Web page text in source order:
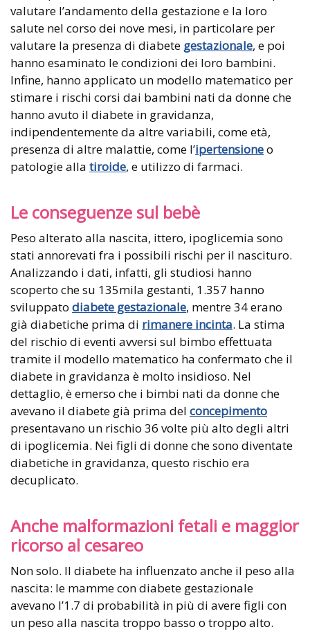
valutare l’andamento della gestazione e la loro
salute nel corso dei nove mesi, in particolare per
valutare la presenza di diabete gestazionale, e poi
hanno esaminato le condizioni dei loro bambini.
Infine, hanno applicato un modello matematico per
stimare i rischi corsi dai bambini nati da donne che
hanno avuto il diabete in gravidanza,
indipendentemente da altre variabili, come età,
presenza di altre malattie, come l’ipertensioneo
patologie alla tiroide, e utilizzo di farmaci.
Le conseguenze sul bebè
Peso alterato alla nascita, ittero, ipoglicemia sono
stati annorevati fra i possibili rischi per il nascituro.
Analizzando i dati, infatti, gli studiosi hanno
scoperto che su 135mila gestanti, 1.357 hanno
sviluppato diabete gestazionale, mentre 34 erano
già diabetiche prima di rimanere incinta. La stima
del rischio di eventi avversi sul bimbo effettuata
tramite il modello matematico ha confermato che il
diabete in gravidanza è molto insidioso. Nel
dettaglio, è emerso che i bimbi nati da donne che
avevano il diabete già prima del concepimento
presentavano un rischio 36 volte più alto degli altri
di ipoglicemia. Nei figli di donne che sono diventate
diabetiche in gravidanza, questo rischio era
decuplicato.
Anche malformazioni fetali e maggior
ricorso al cesareo
Non solo. Il diabete ha influenzato anche il peso alla
nascita: le mamme con diabete gestazionale
avevano l’1.7 di probabilità in più di avere figli con
un peso alla nascita troppo basso o troppo alto.